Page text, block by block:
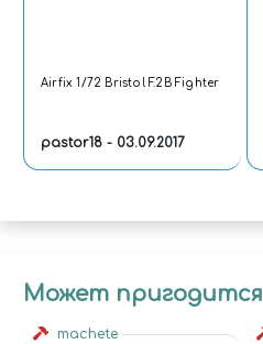
Airfix 1/72 Bristol F.2B Fighter
pastor18 - 03.09.2017
Может пригодится
machete